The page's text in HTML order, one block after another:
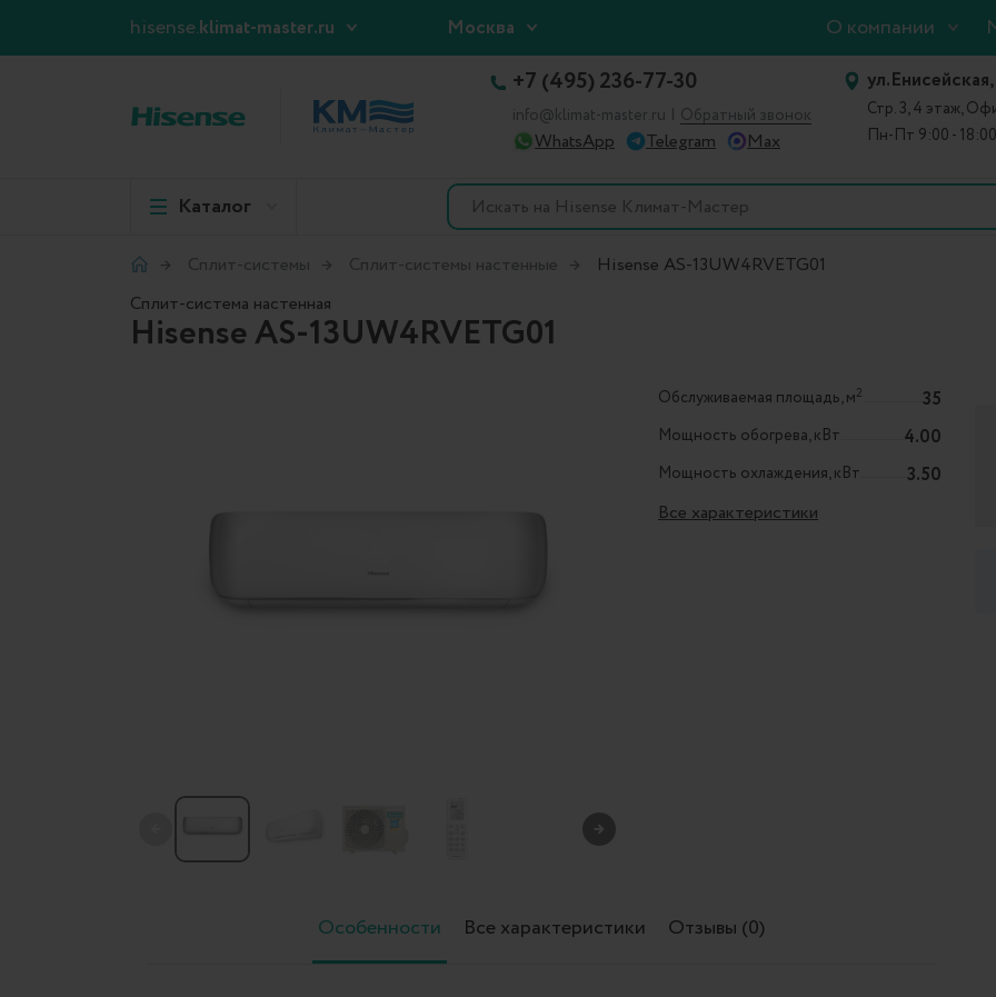
hisense.klimat-master.ru Москва О компании
+7 (495) 236-77-30
info@klimat-master.ru | Обратный звонок
WhatsApp Telegram Max
Стр. 3, 4 этаж,
Пн-Пт 9:00 - 18:00
Каталог
Сплит-системы Сплит-системы настенные
Hisense AS-13UW4RVETG01
Сплит-система настенная
Hisense AS-13UW4RVETG01
→
Обслуживаемая площадь, м2 35
Мощность обогрева, кВт 4.00
Мощность охлаждения, кВт
3.50
Все характеристики
Особенности Все характеристики Отзывы (0)